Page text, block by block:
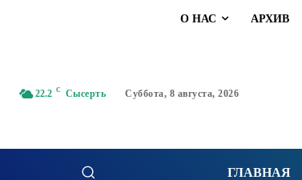
О НАС АРХИВ
22.2 C Сысерть Суббота, 8 августа, 2026
ГЛАВНАЯ